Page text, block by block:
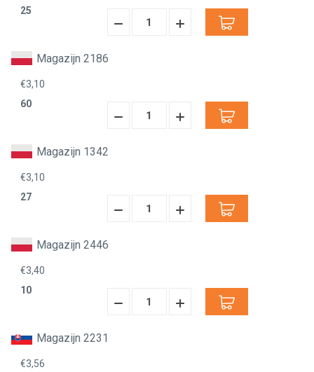
25
Hoeveelheid
Hoeveelheid
Magazijn 2186
€3,10
60
Hoeveelheid
Hoeveelheid
Magazijn 1342
€3,10
27
Hoeveelheid
Hoeveelheid
Magazijn 2446
€3,40
10
Hoeveelheid
Hoeveelheid
Magazijn 2231
€3,56